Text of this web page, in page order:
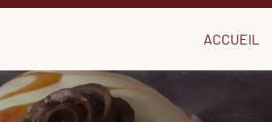
ACCUEIL